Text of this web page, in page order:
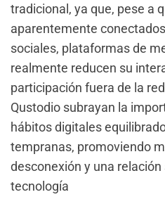
tradicional, ya que, pese a
aparentemente
sociales, plataformas de
realmente reducen su
participación fuera de la
Qustodio subrayan la
hábitos digitales
tempranas, promoviendo
desconexión y una
tecnología